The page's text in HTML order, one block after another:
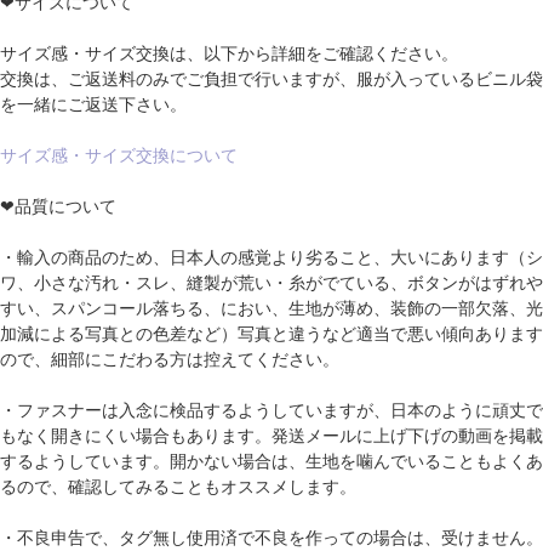
サイズ感・サイズ交換は、以下から詳細をご確認ください。
交換は、ご返送料のみでご負担で行いますが、服が入っているビニル袋
を一緒にご返送下さい。
サイズ感・サイズ交換について
❤品質について
・輸入の商品のため、日本人の感覚より劣ること、大いにあります（シ
ワ、小さな汚れ・スレ、縫製が荒い・糸がでている、ボタンがはずれや
すい、スパンコール落ちる、におい、生地が薄め、装飾の一部欠落、光
加減による写真との色差など）写真と違うなど適当で悪い傾向あります
ので、細部にこだわる方は控えてください。
・ファスナーは入念に検品するようしていますが、日本のように頑丈で
もなく開きにくい場合もあります。発送メールに上げ下げの動画を掲載
するようしています。開かない場合は、生地を噛んでいることもよくあ
るので、確認してみることもオススメします。
・不良申告で、タグ無し使用済で不良を作っての場合は、受けません。